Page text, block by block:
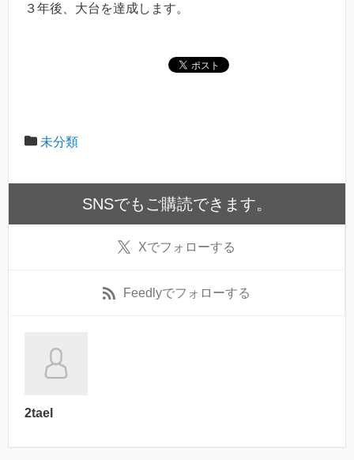
３年後、大台を達成します。
未分類
SNSでもご購読できます。
Xでフォローする
Feedlyでフォローする
2tael